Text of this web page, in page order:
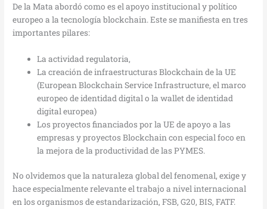
De la Mata abordó como es el apoyo institucional y político
europeo a la tecnología blockchain. Este se manifiesta en tres
importantes pilares:
La actividad regulatoria,
La creación de infraestructuras Blockchain de la UE
(European Blockchain Service Infrastructure, el marco
europeo de identidad digital o la wallet de identidad
digital europea)
Los proyectos financiados por la UE de apoyo a las
empresas y proyectos Blockchain con especial foco en
la mejora de la productividad de las PYMES.
No olvidemos que la naturaleza global del fenomenal, exige y
hace especialmente relevante el trabajo a nivel internacional
en los organismos de estandarización, FSB, G20, BIS, FATF.